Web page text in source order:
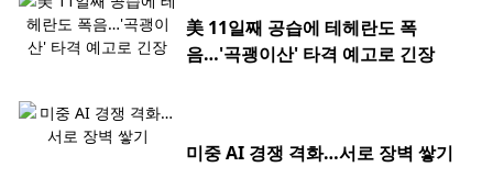
美 11일째 공습에 테헤란도 폭
음…'곡괭이산' 타격 예고로 긴장
미중 AI 경쟁 격화…서로 장벽 쌓기